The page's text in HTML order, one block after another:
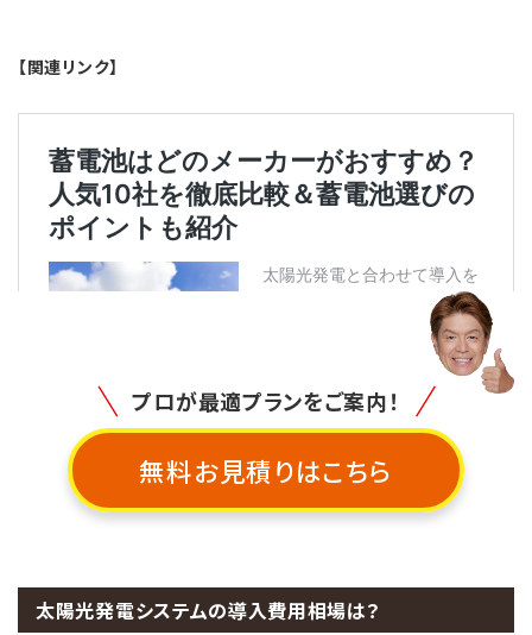
【関連リンク】
プロが最適プランをご案内！
無料お見積りはこちら
太陽光発電システムの導入費用相場は？